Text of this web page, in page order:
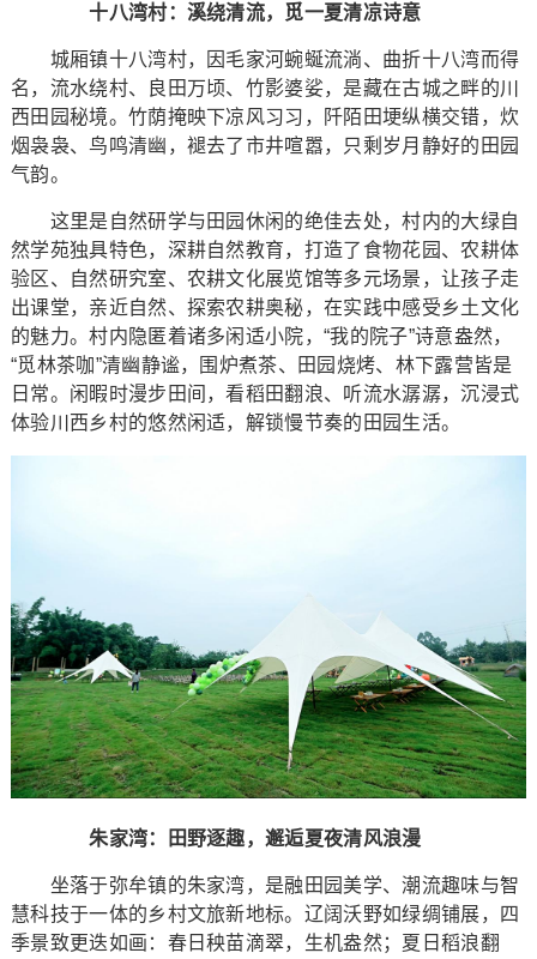
十八湾村：溪绕清流，觅一夏清凉诗意
城厢镇十八湾村，因毛家河蜿蜒流淌、曲折十八湾而得
名，流水绕村、良田万顷、竹影婆娑，是藏在古城之畔的川
西田园秘境。竹荫掩映下凉风习习，阡陌田埂纵横交错，炊
烟袅袅、鸟鸣清幽，褪去了市井喧嚣，只剩岁月静好的田园
气韵。
这里是自然研学与田园休闲的绝佳去处，村内的大绿自
然学苑独具特色，深耕自然教育，打造了食物花园、农耕体
验区、自然研究室、农耕文化展览馆等多元场景，让孩子走
出课堂，亲近自然、探索农耕奥秘，在实践中感受乡土文化
的魅力。村内隐匿着诸多闲适小院，“我的院子”诗意盎然，
“觅林茶咖”清幽静谧，围炉煮茶、田园烧烤、林下露营皆是
日常。闲暇时漫步田间，看稻田翻浪、听流水潺潺，沉浸式
体验川西乡村的悠然闲适，解锁慢节奏的田园生活。
朱家湾：田野逐趣，邂逅夏夜清风浪漫
坐落于弥牟镇的朱家湾，是融田园美学、潮流趣味与智
慧科技于一体的乡村文旅新地标。辽阔沃野如绿绸铺展，四
季景致更迭如画：春日秧苗滴翠，生机盎然；夏日稻浪翻